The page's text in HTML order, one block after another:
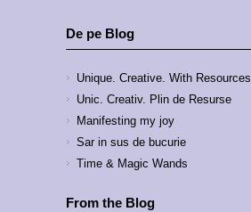
De pe Blog
Unique. Creative. With Resources
Unic. Creativ. Plin de Resurse
Manifesting my joy
Sar in sus de bucurie
Time & Magic Wands
From the Blog